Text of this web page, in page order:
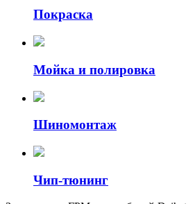
Покраска
Мойка и полировка
Шиномонтаж
Чип-тюнинг